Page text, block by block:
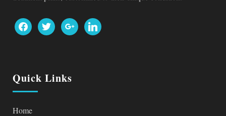
facebooktwitter googlelinkedin
Quick Links
Home